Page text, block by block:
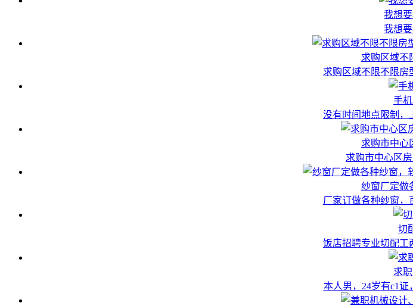
我想
我想
求购区域不
求购区域不限不限房
手
没有时间地点限制，
求购市中心
求购市中心区
纱窗厂定做
厂家订做各种纱窗，
切
饭店招聘专业切配工
求
本人男，24岁有c1证